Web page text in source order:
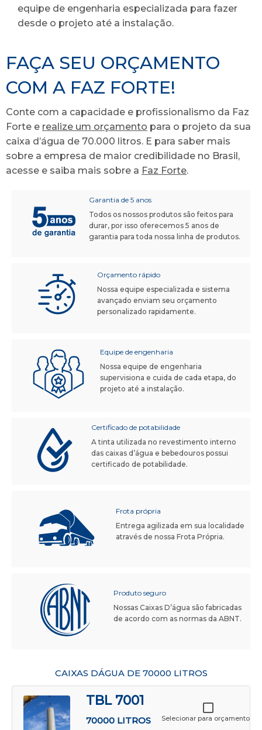
equipe de engenharia especializada para fazer
desde o projeto até a instalação.
FAÇA SEU ORÇAMENTO
COM A FAZ FORTE!
Conte com a capacidade e profissionalismo da Faz
Forte e realize um orçamento para o projeto da sua
caixa d’água de 70.000 litros. E para saber mais
sobre a empresa de maior credibilidade no Brasil,
acesse e saiba mais sobre a Faz Forte.
Garantia de 5 anos
Todos os nossos produtos são feitos para
durar, por isso oferecemos 5 anos de
garantia para toda nossa linha de produtos.
Orçamento rápido
Nossa equipe especializada e sistema
avançado enviam seu orçamento
personalizado rapidamente.
Equipe de engenharia
Nossa equipe de engenharia
supervisiona e cuida de cada etapa, do
projeto até a instalação.
Certificado de potabilidade
A tinta utilizada no revestimento interno
das caixas d’água e bebedouros possui
certificado de potabilidade.
Frota própria
Entrega agilizada em sua localidade
através de nossa Frota Própria.
Produto seguro
Nossas Caixas D’água são fabricadas
de acordo com as normas da ABNT.
CAIXAS DÁGUA DE 70000 LITROS
TBL 7001
70000 LITROS Selecionar para orçamento